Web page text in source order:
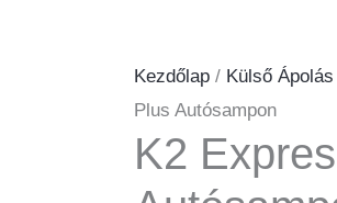
Kezdőlap/ Külső Ápolás
Plus Autósampon
K2